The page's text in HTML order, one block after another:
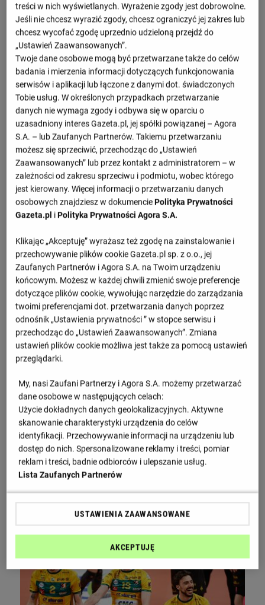
Przepraszamy, brak danych.
M Sety PKT
Zobacz więcej
Najciekawsze wiadomości
Fornal wrogiem publicznym w Chinach. "Polska gwiazda
obraża nasz kraj"
Złe wieści dla kadry siatkarek. Polska gwiazda wypadła z
treści w nich wyświetlanych. Wyrażenie zgody jest dobrowolne.
Jeśli nie chcesz wyrazić zgody, chcesz ograniczyć jej zakres lub
chcesz wycofać zgodę uprzednio udzieloną przejdź do
„Ustawień Zaawansowanych”.
Twoje dane osobowe mogą być przetwarzane także do celów
badania i mierzenia informacji dotyczących funkcjonowania
serwisów i aplikacji lub łączone z danymi dot. świadczonych
Tobie usług. W określonych przypadkach przetwarzanie
danych nie wymaga zgody i odbywa się w oparciu o
uzasadniony interes Gazeta.pl, jej spółki powiązanej – Agora
S.A. – lub Zaufanych Partnerów. Takiemu przetwarzaniu
możesz się sprzeciwić, przechodząc do „Ustawień
Zaawansowanych” lub przez kontakt z administratorem – w
zależności od zakresu sprzeciwu i podmiotu, wobec którego
jest kierowany. Więcej informacji o przetwarzaniu danych
osobowych znajdziesz w dokumenciePolityka Prywatności
Gazeta.pl iPolityka Prywatności Agora S.A.
Klikając „Akceptuję” wyrażasz też zgodę na zainstalowanie i
przechowywanie plików cookie Gazeta.pl sp. z o.o., jej
Zaufanych Partnerów i Agora S.A. na Twoim urządzeniu
końcowym. Możesz w każdej chwili zmienić swoje preferencje
dotyczące plików cookie, wywołując narzędzie do zarządzania
twoimi preferencjami dot. przetwarzania danych poprzez
odnośnik „Ustawienia prywatności ” w stopce serwisu i
przechodząc do „Ustawień Zaawansowanych”. Zmiana
ustawień plików cookie możliwa jest także za pomocą ustawień
przeglądarki.
My, nasi Zaufani Partnerzy i Agora S.A. możemy przetwarzać
dane osobowe w następujących celach:
Użycie dokładnych danych geolokalizacyjnych. Aktywne
skanowanie charakterystyki urządzenia do celów
identyfikacji. Przechowywanie informacji na urządzeniu lub
dostęp do nich. Spersonalizowane reklamy i treści, pomiar
reklam i treści, badnie odbiorców i ulepszanie usług.
Lista Zaufanych Partnerów
USTAWIENIA ZAAWANSOWANE
AKCEPTUJĘ